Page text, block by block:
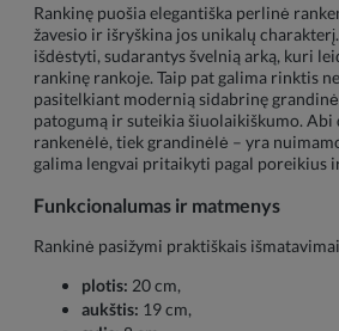
Rankinę puošia elegantiška perlinė
žavesio ir išryškina jos unikalų
išdėstyti, sudarantys švelnią arką, kuri
rankinę rankoje. Taip pat galima rinktis
pasitelkiant modernią sidabrinę
patogumą ir suteikia šiuolaikiškumo. Abi
rankenėlė, tiek grandinėlė – yra
galima lengvai pritaikyti pagal poreikius
Funkcionalumas ir matmenys
Rankinė pasižymi praktiškais
plotis: 20 cm,
aukštis: 19 cm,